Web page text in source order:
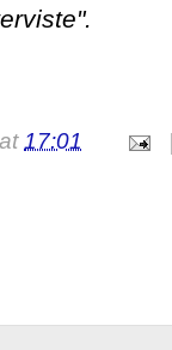
at17:01